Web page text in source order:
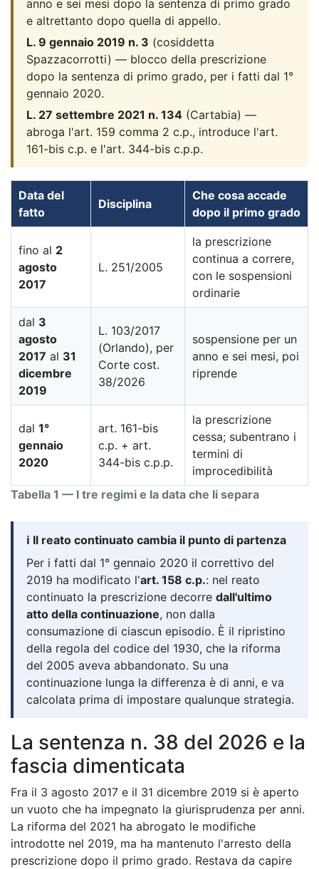
anno e sei mesi dopo la sentenza di primo grado
e altrettanto dopo quella di appello.
L. 9 gennaio 2019 n. 3 (cosiddetta
Spazzacorrotti) — blocco della prescrizione
dopo la sentenza di primo grado, per i fatti dal 1°
gennaio 2020.
L. 27 settembre 2021 n. 134 (Cartabia) —
abroga l'art. 159 comma 2 c.p., introduce l'art.
161-bis c.p. e l'art. 344-bis c.p.p.
Tabella 1 — I tre regimi e la data che li separa
Data del
fatto
Disciplina
Che cosa accade
dopo il primo grado
fino al 2
agosto
2017
L. 251/2005
la prescrizione
continua a correre,
con le sospensioni
ordinarie
dal 3
agosto
2017 al 31
dicembre
2019
L. 103/2017
(Orlando), per
Corte cost.
38/2026
sospensione per un
anno e sei mesi, poi
riprende
dal 1°
gennaio
2020
art. 161-bis
c.p. + art.
344-bis c.p.p.
la prescrizione
cessa; subentrano i
termini di
improcedibilità
ℹ️ Il reato continuato cambia il punto di partenza
Per i fatti dal 1° gennaio 2020 il correttivo del
2019 ha modificato l'art. 158 c.p.: nel reato
continuato la prescrizione decorre dall'ultimo
atto della continuazione, non dalla
consumazione di ciascun episodio. È il ripristino
della regola del codice del 1930, che la riforma
del 2005 aveva abbandonato. Su una
continuazione lunga la differenza è di anni, e va
calcolata prima di impostare qualunque strategia.
La sentenza n. 38 del 2026 e la
fascia dimenticata
Fra il 3 agosto 2017 e il 31 dicembre 2019 si è aperto
un vuoto che ha impegnato la giurisprudenza per anni.
La riforma del 2021 ha abrogato le modifiche
introdotte nel 2019, ma ha mantenuto l'arresto della
prescrizione dopo il primo grado. Restava da capire